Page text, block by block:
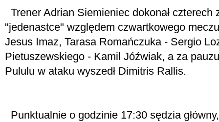
Trener Adrian Siemieniec dokonał czterech
"jedenastce" względem czwartkowego
Jesus Imaz, Tarasa Romańczuka - Sergio
Pietuszewskiego - Kamil Jóźwiak, a za
Pululu w ataku wyszedł Dimitris Rallis.
Punktualnie o godzinie 17:30 sędzia